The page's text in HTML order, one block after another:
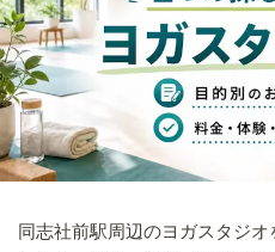
同志社前駅周辺のヨガスタジ